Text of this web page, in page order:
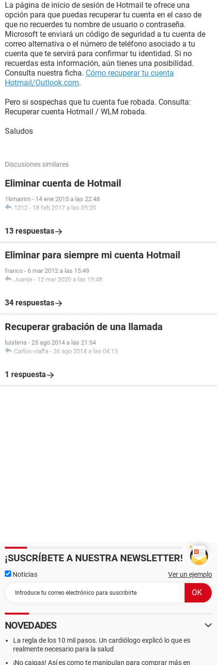
La página de inicio de sesión de Hotmail te ofrece una
opción para que puedas recuperar tu cuenta en el caso de
que no recuerdes tu nombre de usuario o contraseña.
Microsoft te enviará un código de seguridad a tu cuenta de
correo alternativa o el número de teléfono asociado a tu
cuenta que te servirá para confirmar tu identidad. Si no
recuerdas esta información, aún tienes una posibilidad.
Consulta nuestra ficha. Cómo recuperar tu cuenta
Hotmail/Outlook.com.
Pero si sospechas que tu cuenta fue robada. Consulta:
Recuperar cuenta Hotmail / WLM robada.
Saludos
Discusiones similares
Eliminar cuenta de Hotmail
16mairim - 14 ene 2015 a las 22:48
1212 - 18 feb 2017 a las 05:20
13 respuestas
Eliminar para siempre mi cuenta Hotmail
franco - 6 mar 2012 a las 15:49
Juanje - 12 mar 2020 a las 15:48
34 respuestas
Recuperar grabación de una llamada
luistena - 25 ago 2014 a las 21:54
Carlos-vialfa - 26 ago 2014 a las 04:13
1 respuesta
¡SUSCRÍBETE A NUESTRA NEWSLETTER!
Noticias Ver un ejemplo
NOVEDADES
La regla de los 10 mil pasos. Un cardiólogo explicó lo que es
realmente necesario para la salud
¡No caigas! Así es como te manipulan para comprar más en